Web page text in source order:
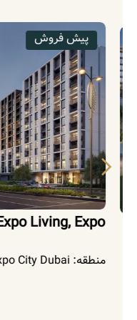
پیش فروش
Living, Expo
منطقه:Expo City Dubai